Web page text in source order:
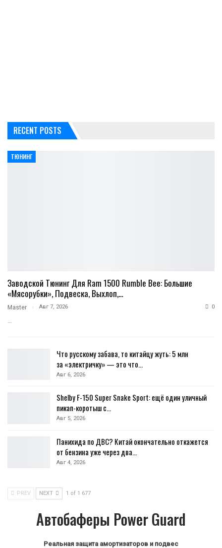
RECENT POSTS
ТЮНИНГ
Заводской Тюнинг Для Ram 1500 Rumble Bee: Большие
«мясорубки», Подвеска, Выхлоп,…
Master Авг 7, 2026 0
Что русскому забава, то китайцу жуть: 5 млн
за «электричку» — это что…
Авг 6, 2026
Shelby F-150 Super Snake Sport: ещё один уличный
пикап-коротыш с…
Авг 5, 2026
Панихида по ДВС? Китай окончательно откажется
от бензина уже через два…
Авг 4, 2026
PREV NEXT 1 of 1 677
Автобаферы Power Guard
Реальная защита амортизаторов и подвес